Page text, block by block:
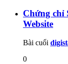
Chứng chỉ
Website
Bài cuối
0